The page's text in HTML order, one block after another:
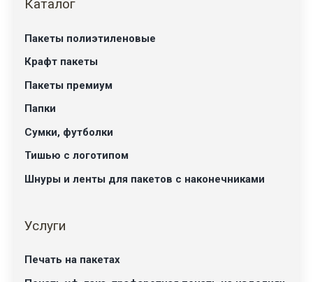
Каталог
Пакеты полиэтиленовые
Крафт пакеты
Пакеты премиум
Папки
Сумки, футболки
Тишью с логотипом
Шнуры и ленты для пакетов с наконечниками
Услуги
Печать на пакетах